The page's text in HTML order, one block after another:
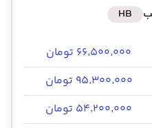
HB
۶۶٬۵۰۰٬۰۰۰ تومان
۹۵٬۳۰۰٬۰۰۰ تومان
۵۴٬۲۰۰٬۰۰۰ تومان